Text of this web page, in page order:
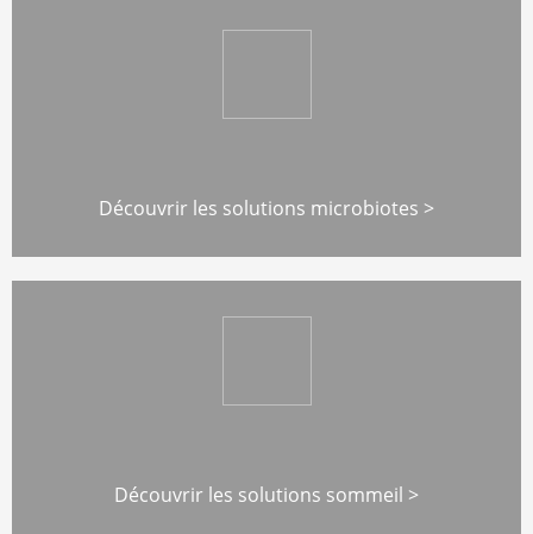
Découvrir les solutions microbiotes >
Découvrir les solutions sommeil >